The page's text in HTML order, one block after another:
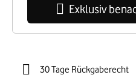
Exklusiv
30 Tage Rückgaberecht